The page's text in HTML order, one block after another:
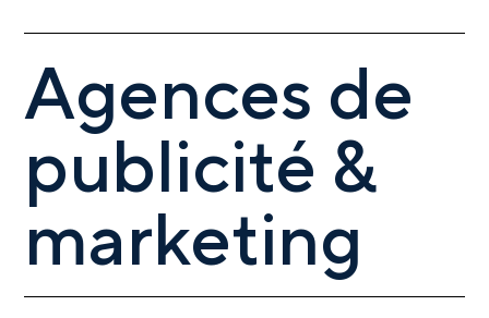
Agences de
publicité &
marketing